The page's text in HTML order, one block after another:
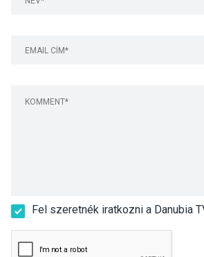
Fel szeretnék iratkozni a Danubia